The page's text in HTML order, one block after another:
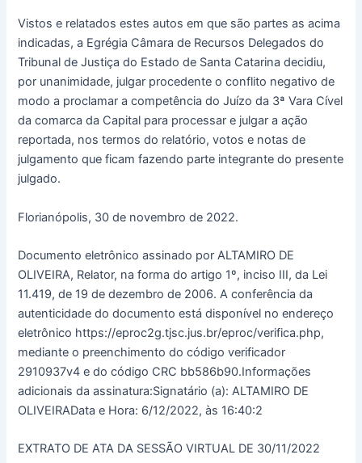
Vistos e relatados estes autos em que são partes as acima
indicadas, a Egrégia Câmara de Recursos Delegados do
Tribunal de Justiça do Estado de Santa Catarina decidiu,
por unanimidade, julgar procedente o conflito negativo de
modo a proclamar a competência do Juízo da 3ª Vara Cível
da comarca da Capital para processar e julgar a ação
reportada, nos termos do relatório, votos e notas de
julgamento que ficam fazendo parte integrante do presente
julgado.
Florianópolis, 30 de novembro de 2022.
Documento eletrônico assinado por ALTAMIRO DE
OLIVEIRA, Relator, na forma do artigo 1º, inciso III, da Lei
11.419, de 19 de dezembro de 2006. A conferência da
autenticidade do documento está disponível no endereço
eletrônico https://eproc2g.tjsc.jus.br/eproc/verifica.php,
mediante o preenchimento do código verificador
2910937v4 e do código CRC bb586b90.Informações
adicionais da assinatura:Signatário (a): ALTAMIRO DE
OLIVEIRAData e Hora: 6/12/2022, às 16:40:2
EXTRATO DE ATA DA SESSÃO VIRTUAL DE 30/11/2022